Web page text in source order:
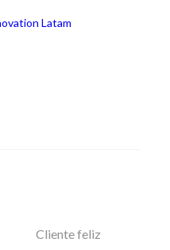
Cliente feliz